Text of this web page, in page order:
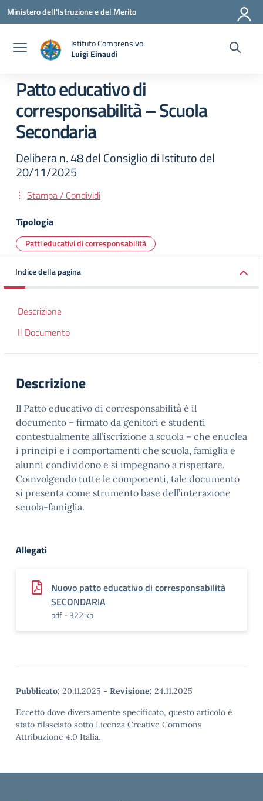
Vai ai contenuti
Vai al menu di navigazione
Vai al footer
Ministero dell'Istruzione e del Merito
Istituto Comprensivo
Luigi Einaudi
— Visita la pagina iniziale della scuola
Patto educativo di
corresponsabilità – Scuola
Secondaria
Delibera n. 48 del Consiglio di Istituto del
20/11/2025
Stampa / Condividi
Tipologia
Patti educativi di corresponsabilità
Indice della pagina
Descrizione
Il Documento
Descrizione
Il Patto educativo di corresponsabilità é il
documento – firmato da genitori e studenti
contestualmente all’iscrizione a scuola – che enuclea
i principi e i comportamenti che scuola, famiglia e
alunni condividono e si impegnano a rispettare.
Coinvolgendo tutte le componenti, tale documento
si presenta come strumento base dell’interazione
scuola-famiglia.
Allegati
Nuovo patto educativo di corresponsabilità
SECONDARIA
pdf - 322 kb
Pubblicato: 20.11.2025 - Revisione: 24.11.2025
Eccetto dove diversamente specificato, questo articolo è
stato rilasciato sotto Licenza Creative Commons
Attribuzione 4.0 Italia.